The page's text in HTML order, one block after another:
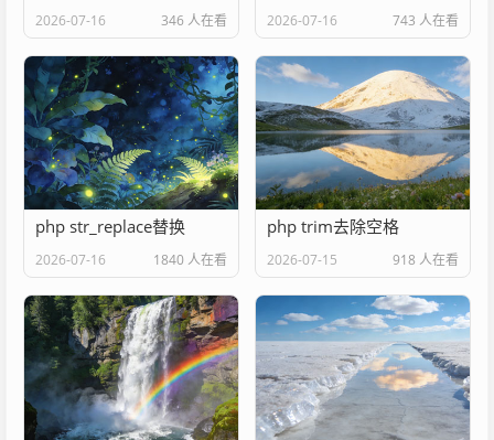
2026-07-16 346 人在看 2026-07-16 743 人在看
php str_replace替换
2026-07-16 1840 人在看
php trim去除空格
2026-07-15 918 人在看